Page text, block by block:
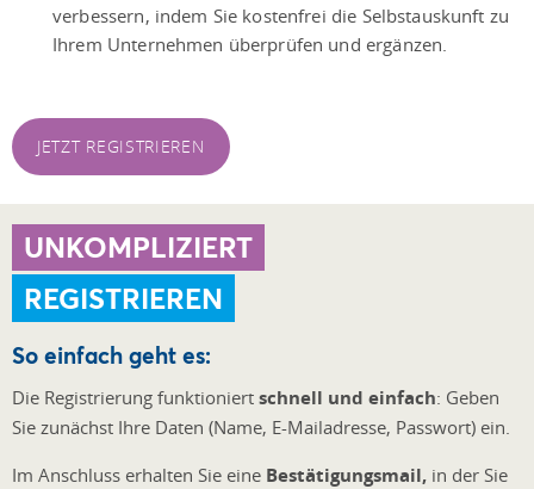
verbessern, indem Sie kostenfrei die Selbstauskunft zu
Ihrem Unternehmen überprüfen und ergänzen.
JETZT REGISTRIEREN
UNKOMPLIZIERT
REGISTRIEREN
So einfach geht es:
Die Registrierung funktioniert schnell und einfach: Geben
Sie zunächst Ihre Daten (Name, E-Mailadresse, Passwort) ein.
Im Anschluss erhalten Sie eine Bestätigungsmail, in der Sie